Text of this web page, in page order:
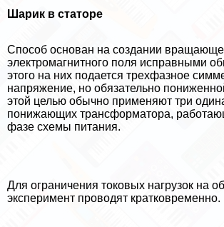
Шарик в статоре
Способ основан на создании
электромагнитного поля исправными
этого на них подается трехфазное
напряжение, но обязательно
этой целью обычно применяют три
понижающих трaнcформатора,
фазе схемы питания.
Для ограничения токовых нагрузок на
эксперимент проводят кратковременно.